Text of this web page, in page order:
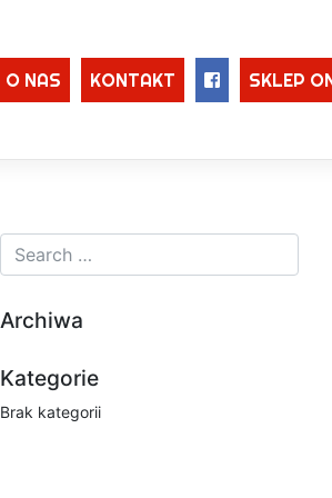
O NAS KONTAKT SKLEP
Archiwa
Kategorie
Brak kategorii